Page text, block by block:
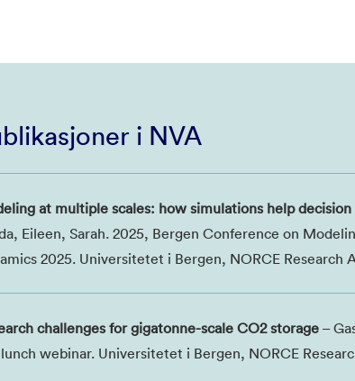
i NVA
at multiple scales: how simulations help
Eileen, Sarah. 2025, Bergen Conference on
2025. Universitetet i Bergen, NORCE Research
challenges for gigatonne-scale CO2 storage –
webinar. Universitetet i Bergen, NORCE